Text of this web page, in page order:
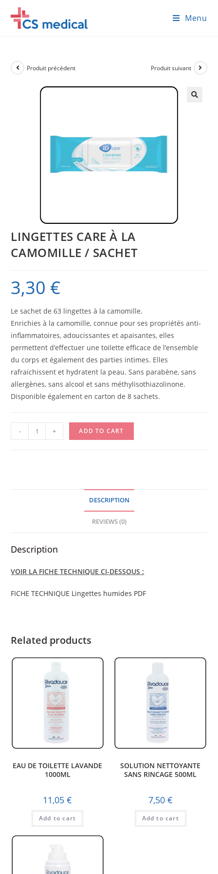
content
Menu
Produit précédent Produit suivant
LINGETTES CARE À LA
CAMOMILLE / SACHET
3,30 €
Le sachet de 63 lingettes à la camomille.
Enrichies à la camomille, connue pour ses propriétés anti-
inflammatoires, adoucissantes et apaisantes, elles
permettent d’effectuer une toilette efficace de l’ensemble
du corps et également des parties intimes. Elles
rafraichissent et hydratent la peau. Sans parabène, sans
allergènes, sans alcool et sans méthylisothiazolinone.
Disponible également en carton de 8 sachets.
LINGETTES
CARE
- + ADD TO CART
DESCRIPTION
REVIEWS (0)
Description
VOIR LA FICHE TECHNIQUE CI-DESSOUS :
FICHE TECHNIQUE Lingettes humides PDF
Related products
EAU DE TOILETTE LAVANDE
1000ML
11,05€
Add to cart
SOLUTION NETTOYANTE
SANS RINCAGE 500ML
7,50 €
Add to cart